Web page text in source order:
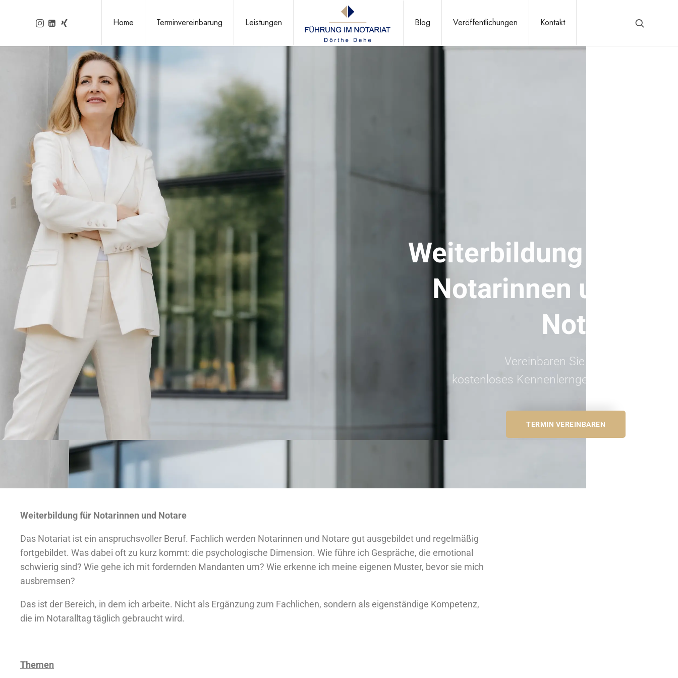
Home Terminvereinbarung Leistungen Blog Veröffentlichungen Kontakt
Weiterbildung für
Notarinnen und
Notare
Vereinbaren Sie jetzt Ihr
kostenloses Kennenlerngespräch.
TERMIN VEREINBAREN
Weiterbildung für Notarinnen und Notare
Das Notariat ist ein anspruchsvoller Beruf. Fachlich werden Notarinnen und Notare gut ausgebildet und regelmäßig
fortgebildet. Was dabei oft zu kurz kommt: die psychologische Dimension. Wie führe ich Gespräche, die emotional
schwierig sind? Wie gehe ich mit fordernden Mandanten um? Wie erkenne ich meine eigenen Muster, bevor sie mich
ausbremsen?
Das ist der Bereich, in dem ich arbeite. Nicht als Ergänzung zum Fachlichen, sondern als eigenständige Kompetenz,
die im Notaralltag täglich gebraucht wird.
Themen